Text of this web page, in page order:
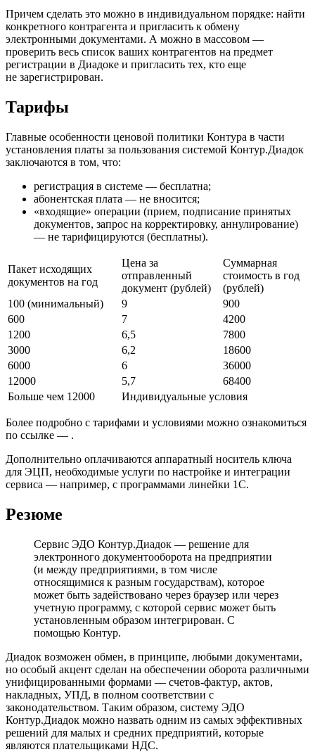
Причем сделать это можно в индивидуальном порядке: найти
конкретного контрагента и пригласить к обмену
электронными документами. А можно в массовом —
проверить весь список ваших контрагентов на предмет
регистрации в Диадоке и пригласить тех, кто еще
не зарегистрирован.
Тарифы
Главные особенности ценовой политики Контура в части
установления платы за пользования системой Контур.Диадок
заключаются в том, что:
регистрация в системе — бесплатна;
абонентская плата — не вносится;
«входящие» операции (прием, подписание принятых
документов, запрос на корректировку, аннулирование)
— не тарифицируются (бесплатны).
Пакет исходящих
документов на год
Цена за
отправленный
документ (рублей)
Суммарная
стоимость в год
(рублей)
100 (минимальный)
9
900
600
7
4200
1200
6,5
7800
3000
6,2
18600
6000
6
36000
12000
5,7
68400
Больше чем 12000
Индивидуальные условия
Более подробно с тарифами и условиями можно ознакомиться
по ссылке — .
Дополнительно оплачиваются аппаратный носитель ключа
для ЭЦП, необходимые услуги по настройке и интеграции
сервиса — например, с программами линейки 1С.
Резюме
Сервис ЭДО Контур.Диадок — решение для
электронного документооборота на предприятии
(и между предприятиями, в том числе
относящимися к разным государствам), которое
может быть задействовано через браузер или через
учетную программу, с которой сервис может быть
установленным образом интегрирован. С
помощью Контур.
Диадок возможен обмен, в принципе, любыми документами,
но особый акцент сделан на обеспечении оборота различными
унифицированными формами — счетов-фактур, актов,
накладных, УПД, в полном соответствии с
законодательством. Таким образом, систему ЭДО
Контур.Диадок можно назвать одним из самых эффективных
решений для малых и средних предприятий, которые
являются плательщиками НДС.